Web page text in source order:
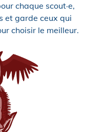
chaque scout·e,
et garde ceux qui
choisir le meilleur.